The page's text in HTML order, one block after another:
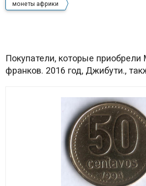
монеты африки
Покупатели, которые приобрели
франков. 2016 год, Джибути.,